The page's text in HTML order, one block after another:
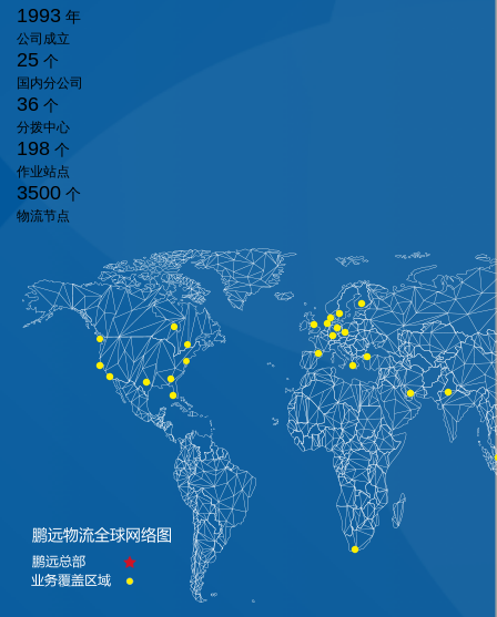
1993 年
公司成立
25 个
国内分公司
36 个
分拨中心
198 个
作业站点
3500 个
物流节点